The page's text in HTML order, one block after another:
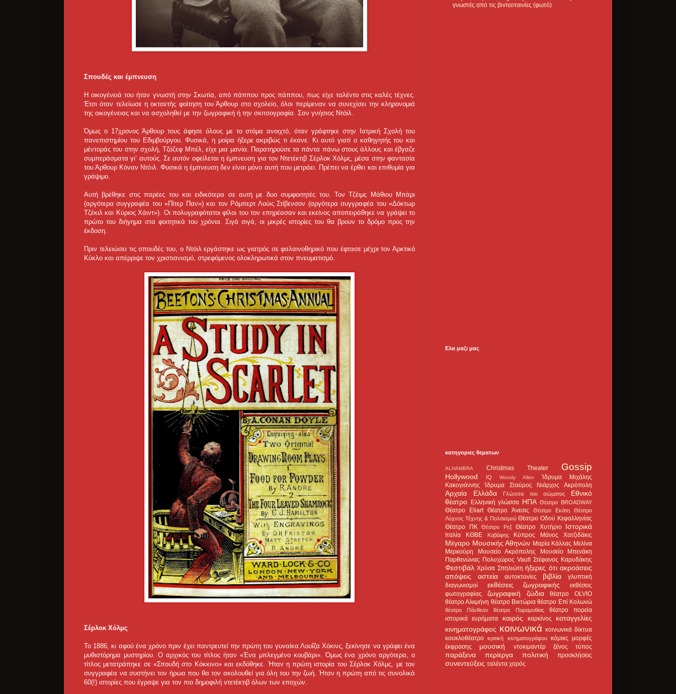
Σπουδές και έμπνευση
Η οικογένειά του ήταν γνωστή στην Σκωτία, από πάππου προς πάππου, πως είχε ταλέντο στις καλές τέχνες.
Έτσι όταν τελείωσε η οκταετής φοίτηση του Άρθουρ στο σχολείο, όλοι περίμεναν να συνεχίσει την κληρονομιά
της οικογένειας και να ασχοληθεί με την ζωγραφική ή την σκιτσογραφία. Σαν γνήσιος Ντόιλ.
Όμως ο 17χρονος Άρθουρ τους άφησε όλους με το στόμα ανοιχτό, όταν γράφτηκε στην Ιατρική Σχολή του
πανεπιστημίου του Εδιμβούργου. Φυσικά, η μοίρα ήξερε ακριβώς τι έκανε. Κι αυτό γιατί ο καθηγητής του και
μέντοράς του στην σχολή, Τζόζεφ Μπέλ, είχε μια μανία. Παρατηρούσε τα πάντα πάνω στους άλλους και έβγαζε
συμπεράσματα γι’ αυτούς. Σε αυτόν οφείλεται η έμπνευση για τον Ντετέκτιβ Σέρλοκ Χόλμς, μέσα στην φαντασία
του Άρθουρ Κόναν Ντόιλ. Φυσικά η έμπνευση δεν είναι μόνο αυτή που μετράει. Πρέπει να έρθει και επιθυμία για
γράψιμο.
Αυτή βρέθηκε στις παρέες του και ειδικότερα σε αυτή με δυο συμφοιτητές του. Τον Τζέιμς Μάθιου Μπάρι
(αργότερα συγγραφέα του «Πίτερ Παν») και τον Ρόμπερτ Λούις Στίβενσον (αργότερα συγγραφέα του «Δόκτωρ
Τζέκιλ και Κύριος Χάιντ»). Οι πολυγραφότατοι φίλοι του τον επηρέασαν και εκείνος αποπειράθηκε να γράψει το
πρώτο του διήγημα στα φοιτητικά του χρόνια. Σιγά σιγά, οι μικρές ιστορίες του θα βρουν το δρόμο προς την
έκδοση.
Πριν τελειώσει τις σπουδές του, ο Ντόιλ εργάστηκε ως γιατρός σε φαλαινοθηρικό που έφτασε μέχρι τον Αρκτικό
Κύκλο και απέρριψε τον χριστιανισμό, στρεφόμενος ολοκληρωτικά στον πνευματισμό.
Σέρλοκ Χόλμς
Το 1886, κι αφού ένα χρόνο πριν έχει παντρευτεί την πρώτη του γυναίκα Λουΐζα Χόκινς, ξεκίνησε να γράφει ένα
μυθιστόρημα μυστηρίου. Ο αρχικός του τίτλος ήταν «Ένα μπλεγμένο κουβάρι». Όμως ένα χρόνο αργότερα, ο
τίτλος μετατράπηκε σε «Σπουδή στο Κόκκινο» και εκδόθηκε. Ήταν η πρώτη ιστορία του Σέρλοκ Χόλμς, με τον
συγγραφέα να συστήνει τον ήρωα που θα τον ακολουθεί για όλη του την ζωή. Ήταν η πρώτη από τις συνολικά
60(!) ιστορίες που έγραψε για τον πιο δημοφιλή ντετέκτιβ όλων των εποχών.
γνωστές από τις βιντεοταινίες (φωτό)
Ελα μαζι μας
κατηγοριες θεματων
ALHAMBRA Christmas Theater Gossip
Hollywood IQ Woody Allen
Ίδρυμα Μιχάλης
Κακογιάννης
Ίδρυμα Σταύρος Νιάρχος Ακρόπολη
Αρχαία Ελλάδα Γλώσσα του σώματος
Εθνικό
θέατρο Ελληνική γλώσσα ΗΠΑ Θέατρο BROADWAY
Θέατρο Eliart Θέατρο Άνεσις Θέατρο Εκάτη
Θέατρο
Λύχνος Τέχνης & Πολιτισμού Θέατρο Οδού Κεφαλληνίας
Θέατρο ΠΚ
Θέατρο Ρεξ Θέατρο Χυτήριο Ιστορικά
Ιταλία ΚΘΒΕ Καβάφης Κύπρος Μάνος Χατζιδάκις
Μέγαρο Μουσικής Αθηνών Μαρία Κάλλας Μελίνα
Μερκούρη
Μουσείο Ακρόπολης
Μουσείο Μπενάκη
Παρθενώνας Πολυχώρος Vault Στέφανος Καρυδάκης
Φεστιβάλ Χρύσα Σπηλιώτη ήξερες ότι ακροάσεις
απόψεις
αστεία αυτοκτονίες βιβλία
γλυπτική
διαγωνισμοί
εκθέσεις ζωγραφικής
εκθέσεις
φωτογραφίας
ζωγραφική ζώδια
θέατρο OLVIO
θέατρο Αλκμήνη θέατρο Βικτώρια θέατρο Επί Κολωνώ
θέατρο Πάνθεον θέατρο Παραμυθίας
θέατρο πορεία
ιστορικά ευρήματα
καιρός καρκίνος
καταγγελίες
κινηματογράφος κοινωνικά κοινωνικά δίκτυα
κουκλοθέατρο
κριτική κινηματογράφου κόμικς μορφές
έκφρασης
μουσική ντοκιμαντέρ ξένος τύπος
παράξενα περίεργα πολιτική προσκλήσεις
συνεντεύξεις ταλέντα χορός